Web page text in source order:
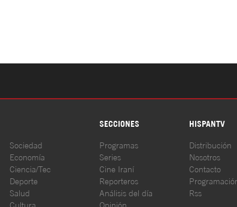
SECCIONES HISPANTV
Sociedad
Economía
Ciencia/Tec
Deporte
Salud
Cultura
Programas
Series
Cine Iraní
Reporteros
Análisis del día
Opinión
Distribución
Nosotros
Contacto
Rss